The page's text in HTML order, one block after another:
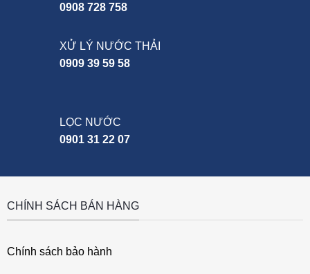
0908 728 758
XỬ LÝ NƯỚC THẢI
0909 39 59 58
LỌC NƯỚC
0901 31 22 07
CHÍNH SÁCH BÁN HÀNG
Chính sách bảo hành